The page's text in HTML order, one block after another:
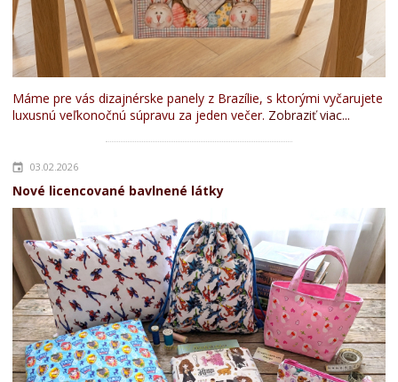
Máme pre vás dizajnérske panely z Brazílie, s ktorými vyčarujete
luxusnú veľkonočnú súpravu za jeden večer. Zobraziť viac...
03.02.2026
Nové licencované bavlnené látky